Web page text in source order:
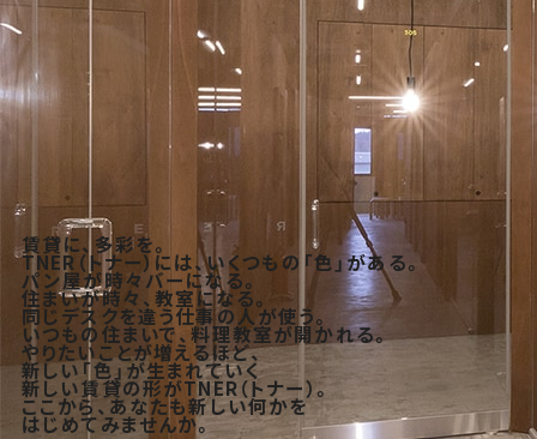
賃貸に、多彩を。
TNER（トナー）には、いくつもの「色」がある。
パン屋が時々バーになる。
住まいが時々、教室になる。
同じデスクを違う仕事の人が使う。
いつもの住まいで、料理教室が開かれる。
やりたいことが増えるほど、
新しい「色」が生まれていく
新しい賃貸の形がTNER（トナー）。
ここから、あなたも新しい何かを
はじめてみませんか。